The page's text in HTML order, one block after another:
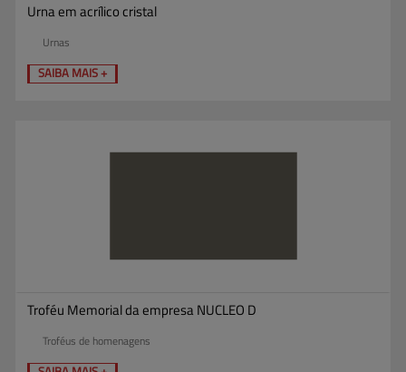
Urna em acrílico cristal
Urnas
SAIBA MAIS +
Troféu Memorial da empresa NUCLEO D
Troféus de homenagens